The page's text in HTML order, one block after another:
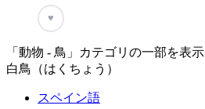
♥
「動物 - 鳥」カテゴリの一部を表示
白鳥（はくちょう）
スペイン語